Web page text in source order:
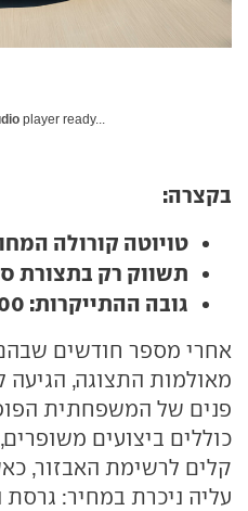
player ready...
בקצרה:
טויוטה קורולה
תשווק רק בתצורת
גובה ההתייקרות: 4,000 עד 6,000 שקל
אחרי מספר חודשים
מאולמות התצוגה,
פנים של המשפחתית
כוללים ביצועים
קלים לרשימת האבזור,
עליה ניכרת במחיר: